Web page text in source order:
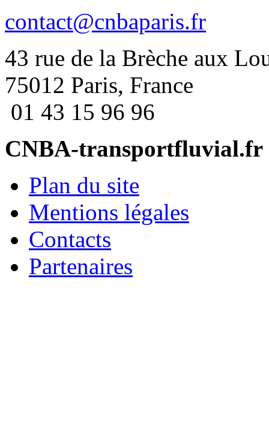
contact@cnbaparis.fr
43 rue de la Brèche aux
75012 Paris, France
01 43 15 96 96
CNBA-transportfluvial.fr
Plan du site
Mentions légales
Contacts
Partenaires